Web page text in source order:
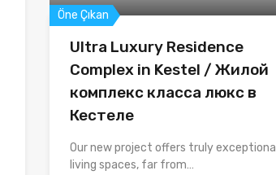
Öne Çıkan
Ultra Luxury Residence
Complex in Kestel / Жилой
комплекс класса люкс в
Кестеле
Our new project offers truly exceptional
living spaces, far from…